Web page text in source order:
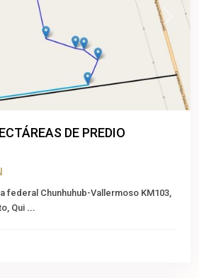
DE PREDIO
federal Chunhuhub-Vallermoso KM103,
Qui ...